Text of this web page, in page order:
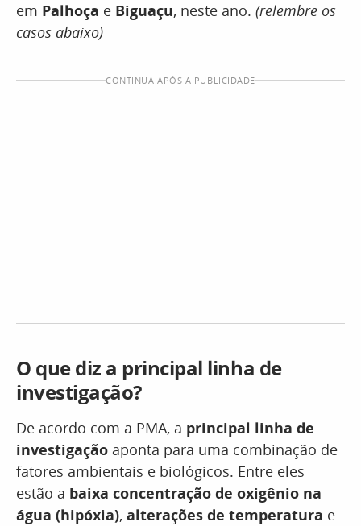
em Palhoça e Biguaçu, neste ano. (relembre os
casos abaixo)
CONTINUA APÓS A PUBLICIDADE
O que diz a principal linha de
investigação?
De acordo com a PMA, a principal linha de
investigação aponta para uma combinação de
fatores ambientais e biológicos. Entre eles
estão a baixa concentração de oxigênio na
água (hipóxia), alterações de temperatura e